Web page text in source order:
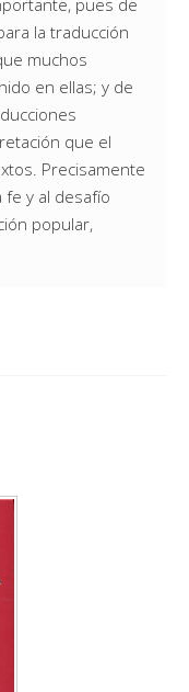
pues de
la traducción
muchos
en ellas; y de
que el
Precisamente
y al desafío
popular,